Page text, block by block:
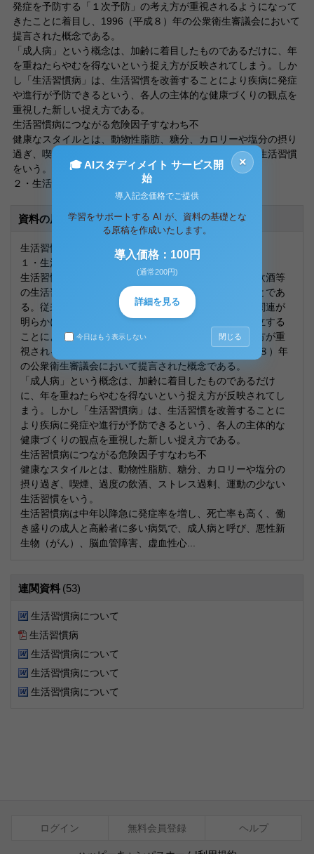
発症を予防する「１次予防」の考え方が重視されるようになって
きたことに着目し、1996（平成８）年の公衆衛生審議会において
提言された概念である。
「成人病」という概念は、加齢に着目したものであるだけに、年
を重ねたらやむを得ないという捉え方が反映されてしまう。しか
し「生活習慣病」は、生活習慣を改善することにより疾病に発症
や進行が予防できるという、各人の主体的な健康づくりの観点を
重視した新しい捉え方である。
生活習慣病につながる危険因子すなわち不
健康なスタイルとは、動物性脂肪、糖分、カロリーや塩分の摂り
過ぎ、喫煙、過度の飲酒、ストレス過剰、運動の少ない生活習慣
をいう。
２・生活習慣病の歴史的背景
資料の原本内容
生活習慣病について述べなさい。
１・生活習慣病の概念
生活習慣病とは、「食習慣、運動習慣、休養、喫煙、飲酒等
の生活習慣が、その発症・進行に関する疾患群」のことであ
る。従来のいわゆる成人病の発症と、生活習慣の強い関連が
明らかになったことや、近年、健康的な生活習慣を確立する
ことにより疾病の発症を予防する「１次予防」の考え方が重
視されるようになってきたことに着目し、1996（平成８）年
の公衆衛生審議会において提言された概念である。
「成人病」という概念は、加齢に着目したものであるだけ
に、年を重ねたらやむを得ないという捉え方が反映されてし
まう。しかし「生活習慣病」は、生活習慣を改善することに
より疾病に発症や進行が予防できるという、各人の主体的な
健康づくりの観点を重視した新しい捉え方である。
生活習慣病につながる危険因子すなわち不
健康なスタイルとは、動物性脂肪、糖分、カロリーや塩分の
摂り過ぎ、喫煙、過度の飲酒、ストレス過剰、運動の少ない
生活習慣をいう。
生活習慣病は中年以降急に発症率を増し、死亡率も高く、働
き盛りの成人と高齢者に多い病気で、成人病と呼び、悪性新
生物（がん）、脳血管障害、虚血性心...
連関資料 (53)
生活習慣病について
生活習慣病
生活習慣病について
生活習慣病について
生活習慣病について
ログイン 無料会員登録 ヘルプ
×
🎓 AIスタディメイト サービス開
始
導入記念価格でご提供
学習をサポートする AI が、資料の基礎とな
る原稿を作成いたします。
導入価格：100円
(通常200円)
詳細を見る
今日はもう表示しない 閉じる